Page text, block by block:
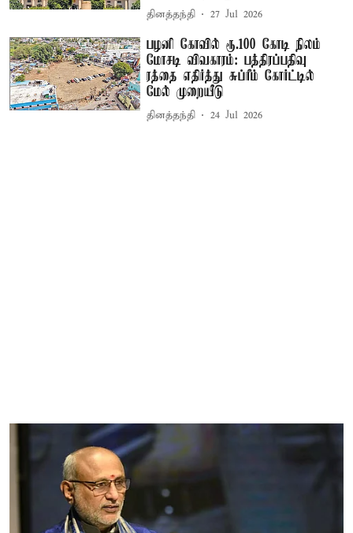
தினத்தந்தி 27 Jul 2026
பழனி கோவில் ரூ.100 கோடி நிலம்
மோசடி விவகாரம்: பத்திரப்பதிவு
ரத்தை எதிர்த்து சுப்ரீம் கோர்ட்டில்
மேல் முறையீடு
தினத்தந்தி 24 Jul 2026